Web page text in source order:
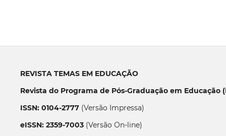
REVISTA TEMAS EM EDUCAÇÃO
Revista do Programa de Pós-Graduação em Educação
ISSN: 0104-2777(Versão Impressa)
eISSN: 2359-7003(Versão On-line)